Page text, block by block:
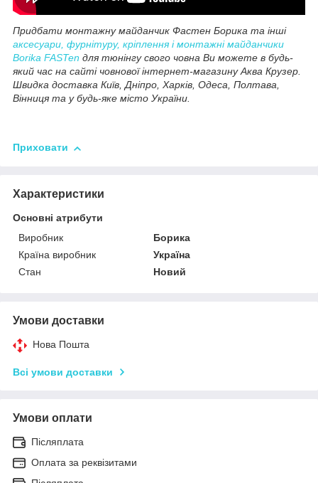
Придбати монтажну майданчик Фастен Борика та інші
аксесуари, фурнітуру, кріплення і монтажні майданчики
Borika FASTen для тюнінгу свого човна Ви можете в будь-
який час на сайті човнової інтернет-магазину Аква Крузер.
Швидка доставка Київ, Дніпро, Харків, Одеса, Полтава,
Вінниця та у будь-яке місто України.
Приховати
Характеристики
Основні атрибути
Виробник
Борика
Країна виробник
Україна
Стан
Новий
Умови доставки
Нова Пошта
Всі умови доставки
Умови оплати
Післяплата
Оплата за реквізитами